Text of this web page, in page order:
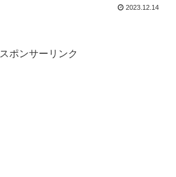
2023.12.14
スポンサーリンク